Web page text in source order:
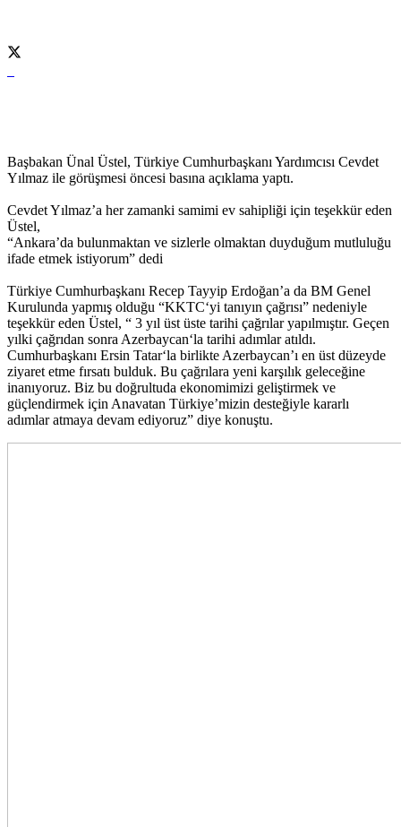
Başbakan Ünal Üstel, Türkiye Cumhurbaşkanı Yardımcısı Cevdet
Yılmaz ile görüşmesi öncesi basına açıklama yaptı.
Cevdet Yılmaz’a her zamanki samimi ev sahipliği için teşekkür eden
Üstel,
“Ankara’da bulunmaktan ve sizlerle olmaktan duyduğum mutluluğu
ifade etmek istiyorum” dedi
Türkiye Cumhurbaşkanı Recep Tayyip Erdoğan’a da BM Genel
Kurulunda yapmış olduğu “KKTC‘yi tanıyın çağrısı” nedeniyle
teşekkür eden Üstel, “ 3 yıl üst üste tarihi çağrılar yapılmıştır. Geçen
yılki çağrıdan sonra Azerbaycan‘la tarihi adımlar atıldı.
Cumhurbaşkanı Ersin Tatar‘la birlikte Azerbaycan’ı en üst düzeyde
ziyaret etme fırsatı bulduk. Bu çağrılara yeni karşılık geleceğine
inanıyoruz. Biz bu doğrultuda ekonomimizi geliştirmek ve
güçlendirmek için Anavatan Türkiye’mizin desteğiyle kararlı
adımlar atmaya devam ediyoruz” diye konuştu.